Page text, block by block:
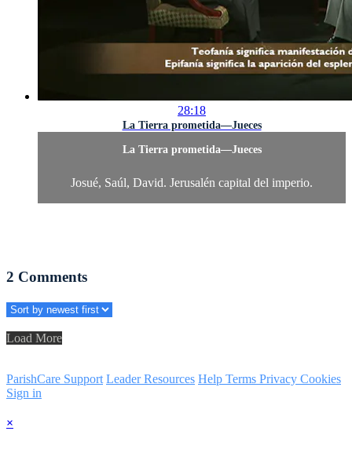
28:18
La Tierra prometida—Jueces
La Tierra prometida—Jueces
Josué, Saúl, David. Jerusalén capital del imperio.
2 Comments
Load More
ParishCare Support Leader Resources Help Terms Privacy Cookies
Sign in
×